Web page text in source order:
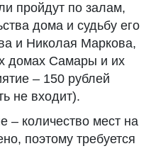
пройдут по залам,
дома и судьбу его
и Николая Маркова,
домах Самары и их
– 150 рублей
не входит).
– количество мест на
поэтому требуется